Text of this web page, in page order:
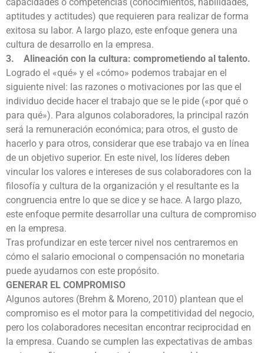
aptitudes y actitudes) que requieren para realizar de forma
exitosa su labor. A largo plazo, este enfoque genera una
cultura de desarrollo en la empresa.
3. Alineación con la cultura: comprometiendo al talento.
Logrado el «qué» y el «cómo» podemos trabajar en el
siguiente nivel: las razones o motivaciones por las que el
individuo decide hacer el trabajo que se le pide («por qué o
para qué»). Para algunos colaboradores, la principal razón
será la remuneración económica; para otros, el gusto de
hacerlo y para otros, considerar que ese trabajo va en línea
de un objetivo superior. En este nivel, los líderes deben
vincular los valores e intereses de sus colaboradores con la
filosofía y cultura de la organización y el resultante es la
congruencia entre lo que se dice y se hace. A largo plazo,
este enfoque permite desarrollar una cultura de compromiso
en la empresa.
Tras profundizar en este tercer nivel nos centraremos en
cómo el salario emocional o compensación no monetaria
puede ayudarnos con este propósito.
GENERAR EL COMPROMISO
Algunos autores (Brehm & Moreno, 2010) plantean que el
compromiso es el motor para la competitividad del negocio,
pero los colaboradores necesitan encontrar reciprocidad en
la empresa. Cuando se cumplen las expectativas de ambas